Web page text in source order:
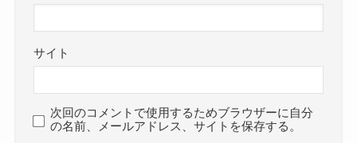
サイト
次回のコメントで使用するためブラウザーに自分
の名前、メールアドレス、サイトを保存する。